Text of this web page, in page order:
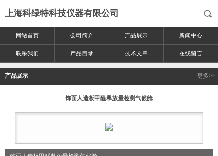
上海科绿特科技仪器有限公司
网站首页 公司简介 产品展示 新闻中心
联系我们 产品目录 技术文章 在线留言
产品展示 更多>>
饰面人造板甲醛释放量检测气候舱